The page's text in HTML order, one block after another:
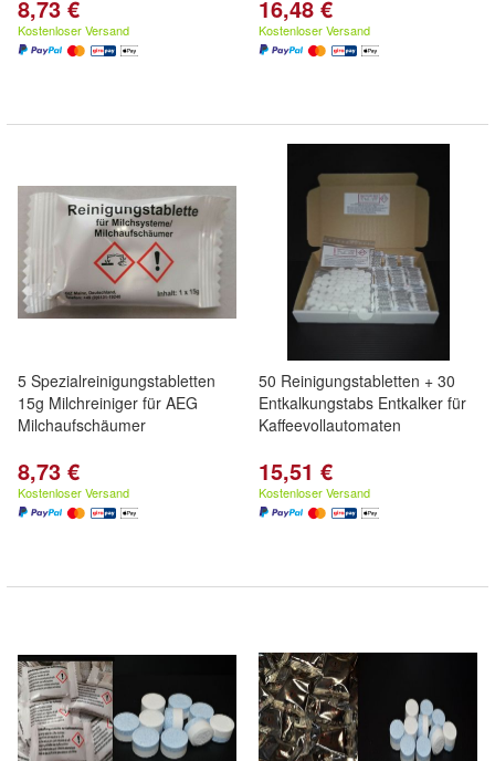
8,73 €
Kostenloser Versand
16,48 €
Kostenloser Versand
5 Spezialreinigungstabletten
15g Milchreiniger für AEG
Milchaufschäumer
8,73 €
Kostenloser Versand
50 Reinigungstabletten + 30
Entkalkungstabs Entkalker für
Kaffeevollautomaten
15,51 €
Kostenloser Versand